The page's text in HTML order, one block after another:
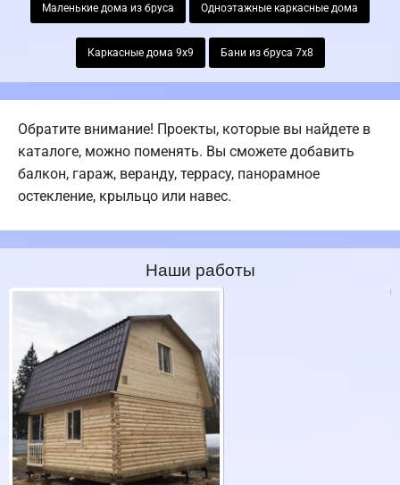
Маленькие дома из бруса Одноэтажные каркасные дома
Каркасные дома 9х9 Бани из бруса 7х8
Обратите внимание! Проекты, которые вы найдете в
каталоге, можно поменять. Вы сможете добавить
балкон, гараж, веранду, террасу, панорамное
остекление, крыльцо или навес.
Наши работы